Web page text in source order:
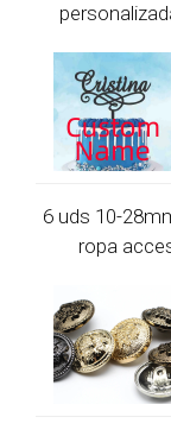
6 uds 10-
ropa